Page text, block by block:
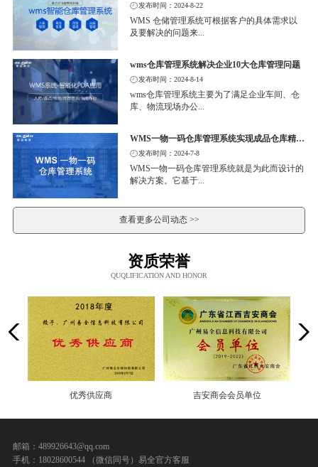
发布时间：2024-8-22
WMS 仓储管理系统可根据客户的具体需求以
及要解决的问题来...
wms仓库管理系统解决企业10大仓库管理问题
发布时间：2024-8-14
wms仓库管理系统主要为了满足企业车间、仓
库、物流现场办公...
WMS一物一码仓库管理系统实现成品仓库精细化管理
发布时间：2024-7-8
WMS一物一码仓库管理系统就是为此而设计的
解决方案。它基于...
查看更多公司动态 >>
资质荣誉
QUQLIFICATION AND HONOR
优秀供应商 吉安商会会员单位
邮箱：489926643@qq.com
手机：18028600544 （微信同号）易全官方客服